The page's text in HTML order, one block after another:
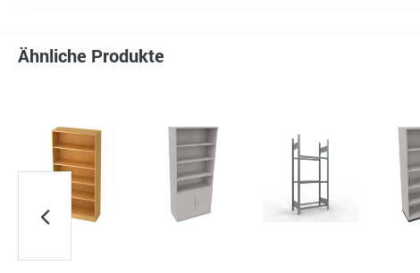
Ähnliche Produkte